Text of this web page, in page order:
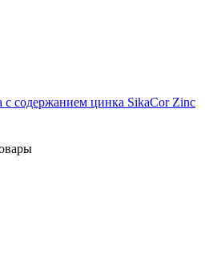
с содержанием цинка SikaCor Zinc